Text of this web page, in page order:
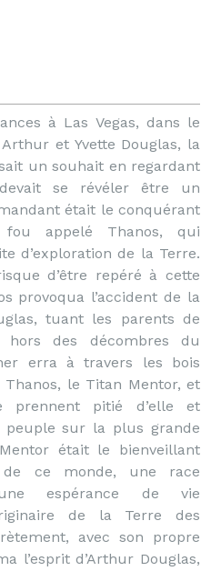
à Las Vegas, dans le
et Yvette Douglas, la
un souhait en regardant
se révéler être un
était le conquérant
appelé Thanos, qui
d’exploration de la Terre.
d’être repéré à cette
provoqua l’accident de la
tuant les parents de
des décombres du
erra à travers les bois
le Titan Mentor, et
prennent pitié d’elle et
peuple sur la plus grande
était le bienveillant
de ce monde, une race
espérance de vie
de la Terre des
avec son propre
l’esprit d’Arthur Douglas,